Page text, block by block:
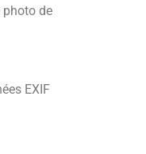
de
EXIF